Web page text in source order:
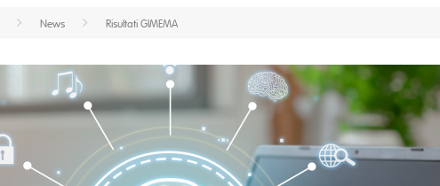
News Risultati GIMEMA